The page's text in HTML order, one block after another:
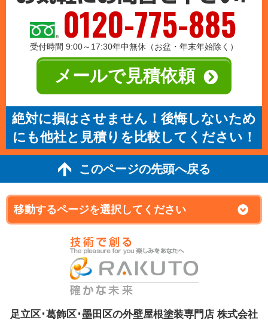
0120-775-885
受付時間 9:00～17:30年中無休（お盆・年末年始除く）
メールで見積依頼
絶対に損はさせません！後悔しないため
にも他社と見積りを比較してください！
このページの先頭へ戻る
足立区･葛飾区･墨田区の外壁屋根塗装専門店 株式会社